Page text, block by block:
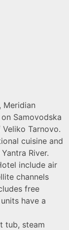
Meridian
Samovodska
Tarnovo.
cuisine and
River.
include air
channels
free
have a
tub, steam